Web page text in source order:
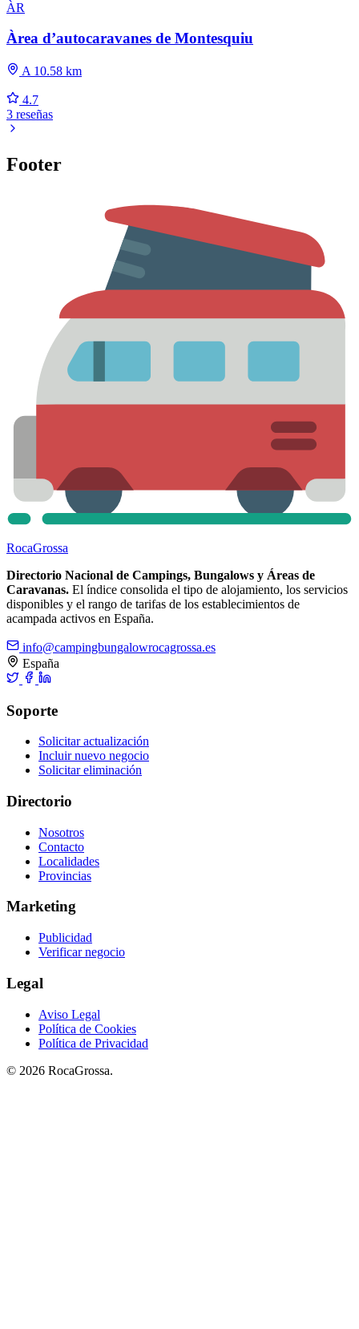
ÀR
Àrea d’autocaravanes de Montesquiu
A 10.58 km
4.7
3 reseñas
Footer
RocaGrossa
Directorio Nacional de Campings, Bungalows y Áreas de
Caravanas. El índice consolida el tipo de alojamiento, los servicios
disponibles y el rango de tarifas de los establecimientos de
acampada activos en España.
info@campingbungalowrocagrossa.es
España
Soporte
Solicitar actualización
Incluir nuevo negocio
Solicitar eliminación
Directorio
Nosotros
Contacto
Localidades
Provincias
Marketing
Publicidad
Verificar negocio
Legal
Aviso Legal
Política de Cookies
Política de Privacidad
© 2026 RocaGrossa.